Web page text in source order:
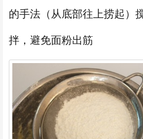
的手法（从底部往上捞起）
拌，避免面粉出筋